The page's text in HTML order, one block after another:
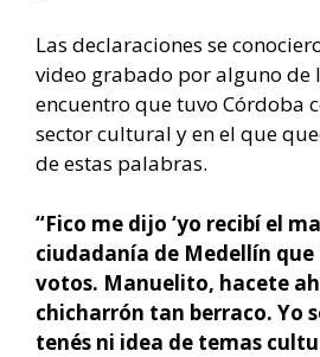
Las declaraciones se
video grabado por alguno de
encuentro que tuvo Córdoba
sector cultural y en el que
de estas palabras.
“Fico me dijo ‘yo recibí el
ciudadanía de Medellín que
votos. Manuelito, hacete
chicharrón tan berraco. Yo
tenés ni idea de temas